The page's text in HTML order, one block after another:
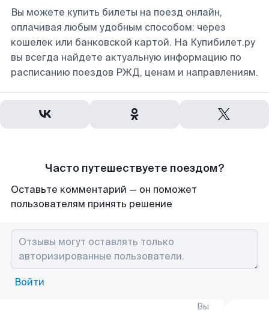
Вы можете купить билеты на поезд онлайн,
оплачивая любым удобным способом: через
кошелек или банковской картой. На Купибилет.ру
вы всегда найдете актуальную информацию по
расписанию поездов РЖД, ценам и направлениям.
Часто путешествуете поездом?
Оставьте комментарий — он поможет
пользователям принять решение
Войти
Вы